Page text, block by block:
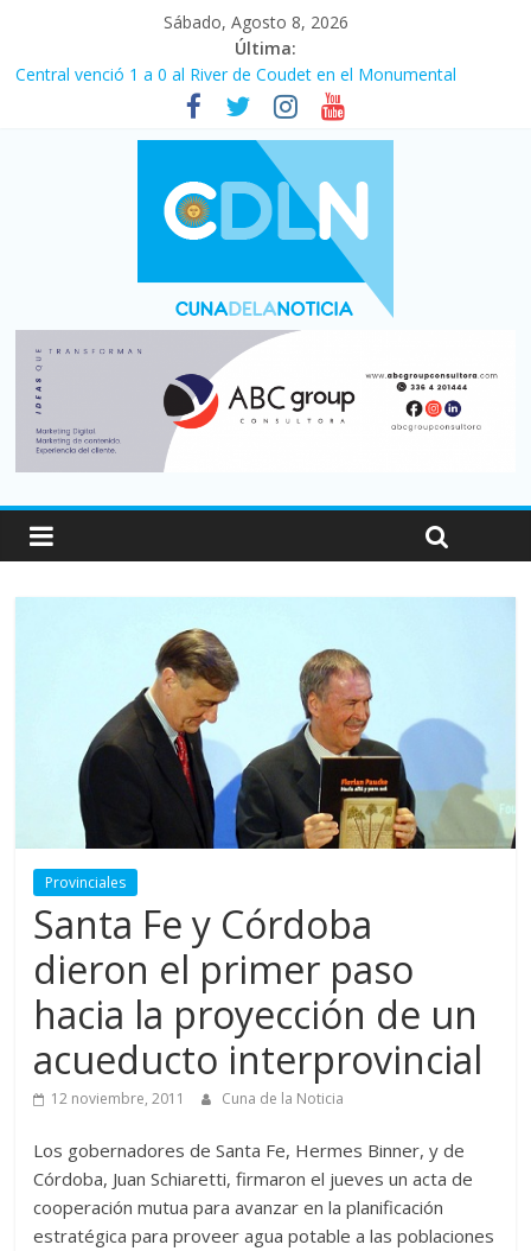
Sábado, Agosto 8, 2026
Última:
Central venció 1 a 0 al River de Coudet en el Monumental
La morosidad alcanzó su nivel más alto en dos décadas y ya
afecta a 400 mil deudores en Santa Fe
Desde que asumió Milei cerraron 41.000 kioscos: el sector
denuncia crisis como en 2001
Vacaciones de invierno con más movimiento y consumo
turístico: 4,6 millones de personas viajaron por el país, un 5,9%
Fuerte caída de la venta de autos usados en julio: bajó un 12,6%
Provinciales
Santa Fe y Córdoba
dieron el primer paso
hacia la proyección de un
acueducto interprovincial
12 noviembre, 2011 Cuna de la Noticia
Los gobernadores de Santa Fe, Hermes Binner, y de
Córdoba, Juan Schiaretti, firmaron el jueves un acta de
cooperación mutua para avanzar en la planificación
estratégica para proveer agua potable a las poblaciones